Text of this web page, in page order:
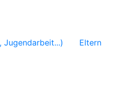
Jugendarbeit...)
Eltern